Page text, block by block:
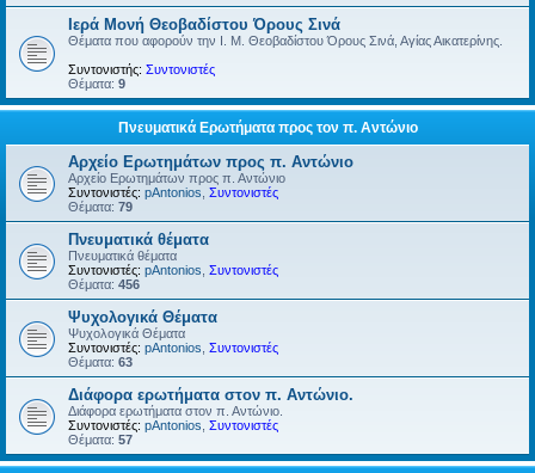
Ιερά Μονή Θεοβαδίστου Όρους Σινά
Θέματα που αφορούν την Ι. Μ. Θεοβαδίστου Όρους Σινά, Αγίας Αικατερίνης.
Συντονιστής: Συντονιστές
Θέματα: 9
Πνευματικά Ερωτήματα προς τον π. Αντώνιο
Αρχείο Ερωτημάτων προς π. Αντώνιο
Αρχείο Ερωτημάτων προς π. Αντώνιο
Συντονιστές: pAntonios Συντονιστές
Θέματα: 79
Πνευματικά θέματα
Πνευματικά θέματα
Συντονιστές: pAntonios Συντονιστές
Θέματα: 456
Ψυχολογικά Θέματα
Ψυχολογικά Θέματα
Συντονιστές: pAntonios Συντονιστές
Θέματα: 63
Διάφορα ερωτήματα στον π. Αντώνιο.
Διάφορα ερωτήματα στον π. Αντώνιο.
Συντονιστές: pAntonios Συντονιστές
Θέματα: 57